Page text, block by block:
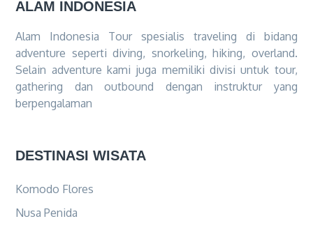
ALAM INDONESIA
Alam Indonesia Tour spesialis traveling di bidang
adventure seperti diving, snorkeling, hiking, overland.
Selain adventure kami juga memiliki divisi untuk tour,
gathering dan outbound dengan instruktur yang
berpengalaman
DESTINASI WISATA
Komodo Flores
Nusa Penida